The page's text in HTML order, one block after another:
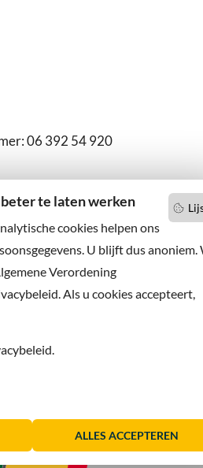
te laten werken
cookies helpen ons
U blijft dus anoniem.
Verordening
Als u cookies accepteert,
ALLES ACCEPTEREN
06 392 54 920
missen?
op onze nieuwsbrief
X